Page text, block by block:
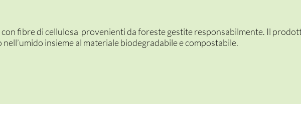
fibre di cellulosa provenienti da foreste gestite responsabilmente. Il
nell’umido insieme al materiale biodegradabile e compostabile.